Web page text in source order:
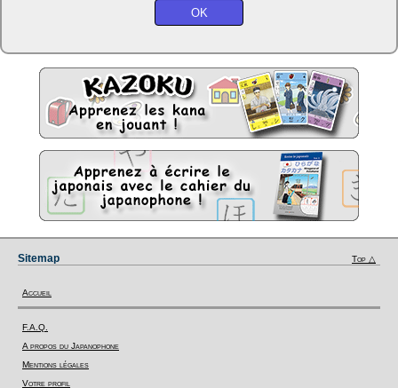
Sitemap Top △
Accueil
F.A.Q.
A propos du Japanophone
Mentions légales
Votre profil